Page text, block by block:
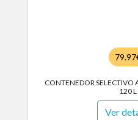
CONTENEDOR SELECTIVO
120 L
Ver